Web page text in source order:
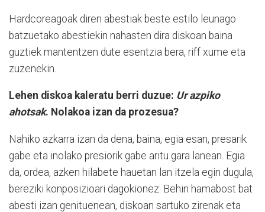
Hardcoreagoak diren abestiak beste estilo leunago
batzuetako abestiekin nahasten dira diskoan baina
guztiek mantentzen dute esentzia bera, riff xume eta
zuzenekin.
Lehen diskoa kaleratu berri duzue: Ur azpiko
ahotsak. Nolakoa izan da prozesua?
Nahiko azkarra izan da dena, baina, egia esan, presarik
gabe eta inolako presiorik gabe aritu gara lanean. Egia
da, ordea, azken hilabete hauetan lan itzela egin dugula,
bereziki konposizioari dagokionez. Behin hamabost bat
abesti izan genituenean, diskoan sartuko zirenak eta